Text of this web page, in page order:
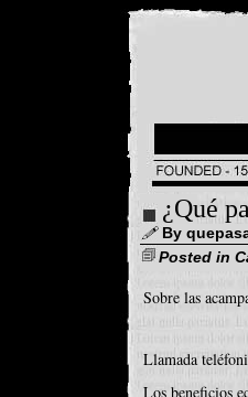
¿Qué
By
Posted in
Sobre las
Llamada
Los beneficios